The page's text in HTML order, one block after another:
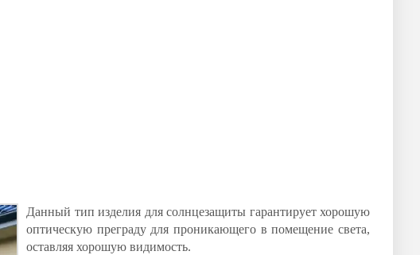
Данный тип изделия для солнцезащиты гарантирует хорошую
оптическую преграду для проникающего в помещение света,
оставляя хорошую видимость.